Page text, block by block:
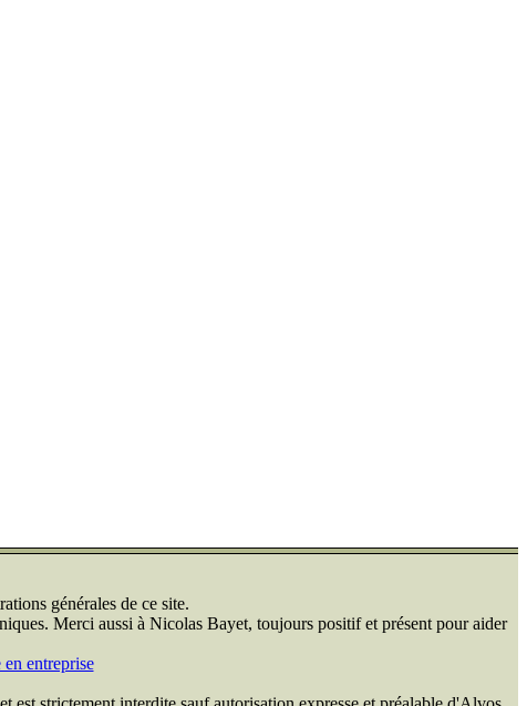
générales de ce site.
Merci aussi à Nicolas Bayet, toujours positif et présent pour aider
en entreprise